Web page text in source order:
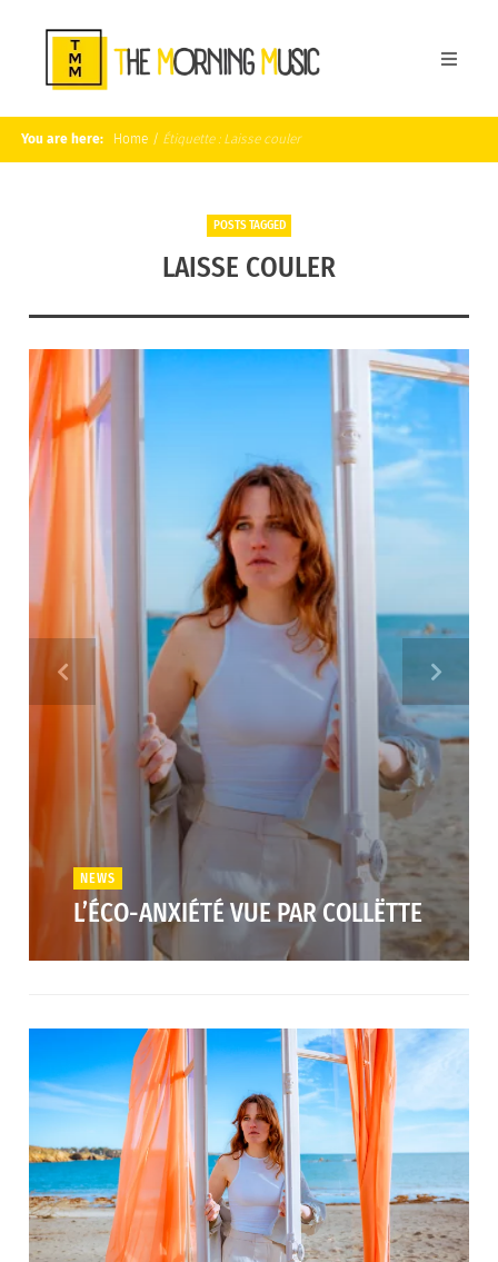
You are here: Home / Étiquette : Laisse couler
POSTS TAGGED
LAISSE COULER
NEWS
L’ÉCO-ANXIÉTÉ VUE PAR COLLËTTE